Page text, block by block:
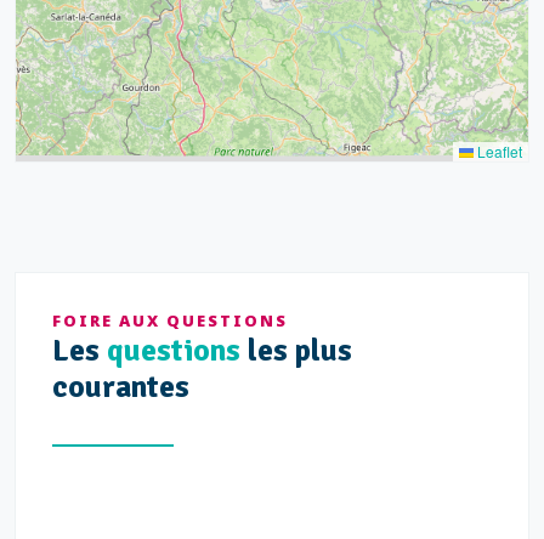
Leaflet
FOIRE AUX QUESTIONS
Les questions les plus
courantes